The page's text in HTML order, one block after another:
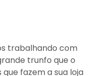
trabalhando com
trunfo que o
fazem a sua loja